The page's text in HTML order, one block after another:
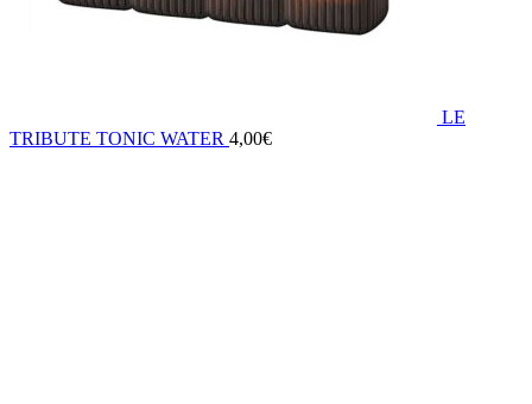
LE
TRIBUTE TONIC WATER 4,00€